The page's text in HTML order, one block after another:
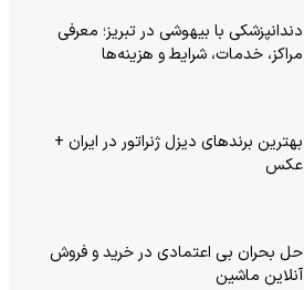
دندانپزشکی با بیهوشی در تبریز؛ معرفی
مراکز، خدمات، شرایط و هزینه‌ها
بهترین برندهای دیزل ژنراتور در ایران +
عکس
حل بحران بی‌ اعتمادی در خرید و فروش
آنلاین ماشین